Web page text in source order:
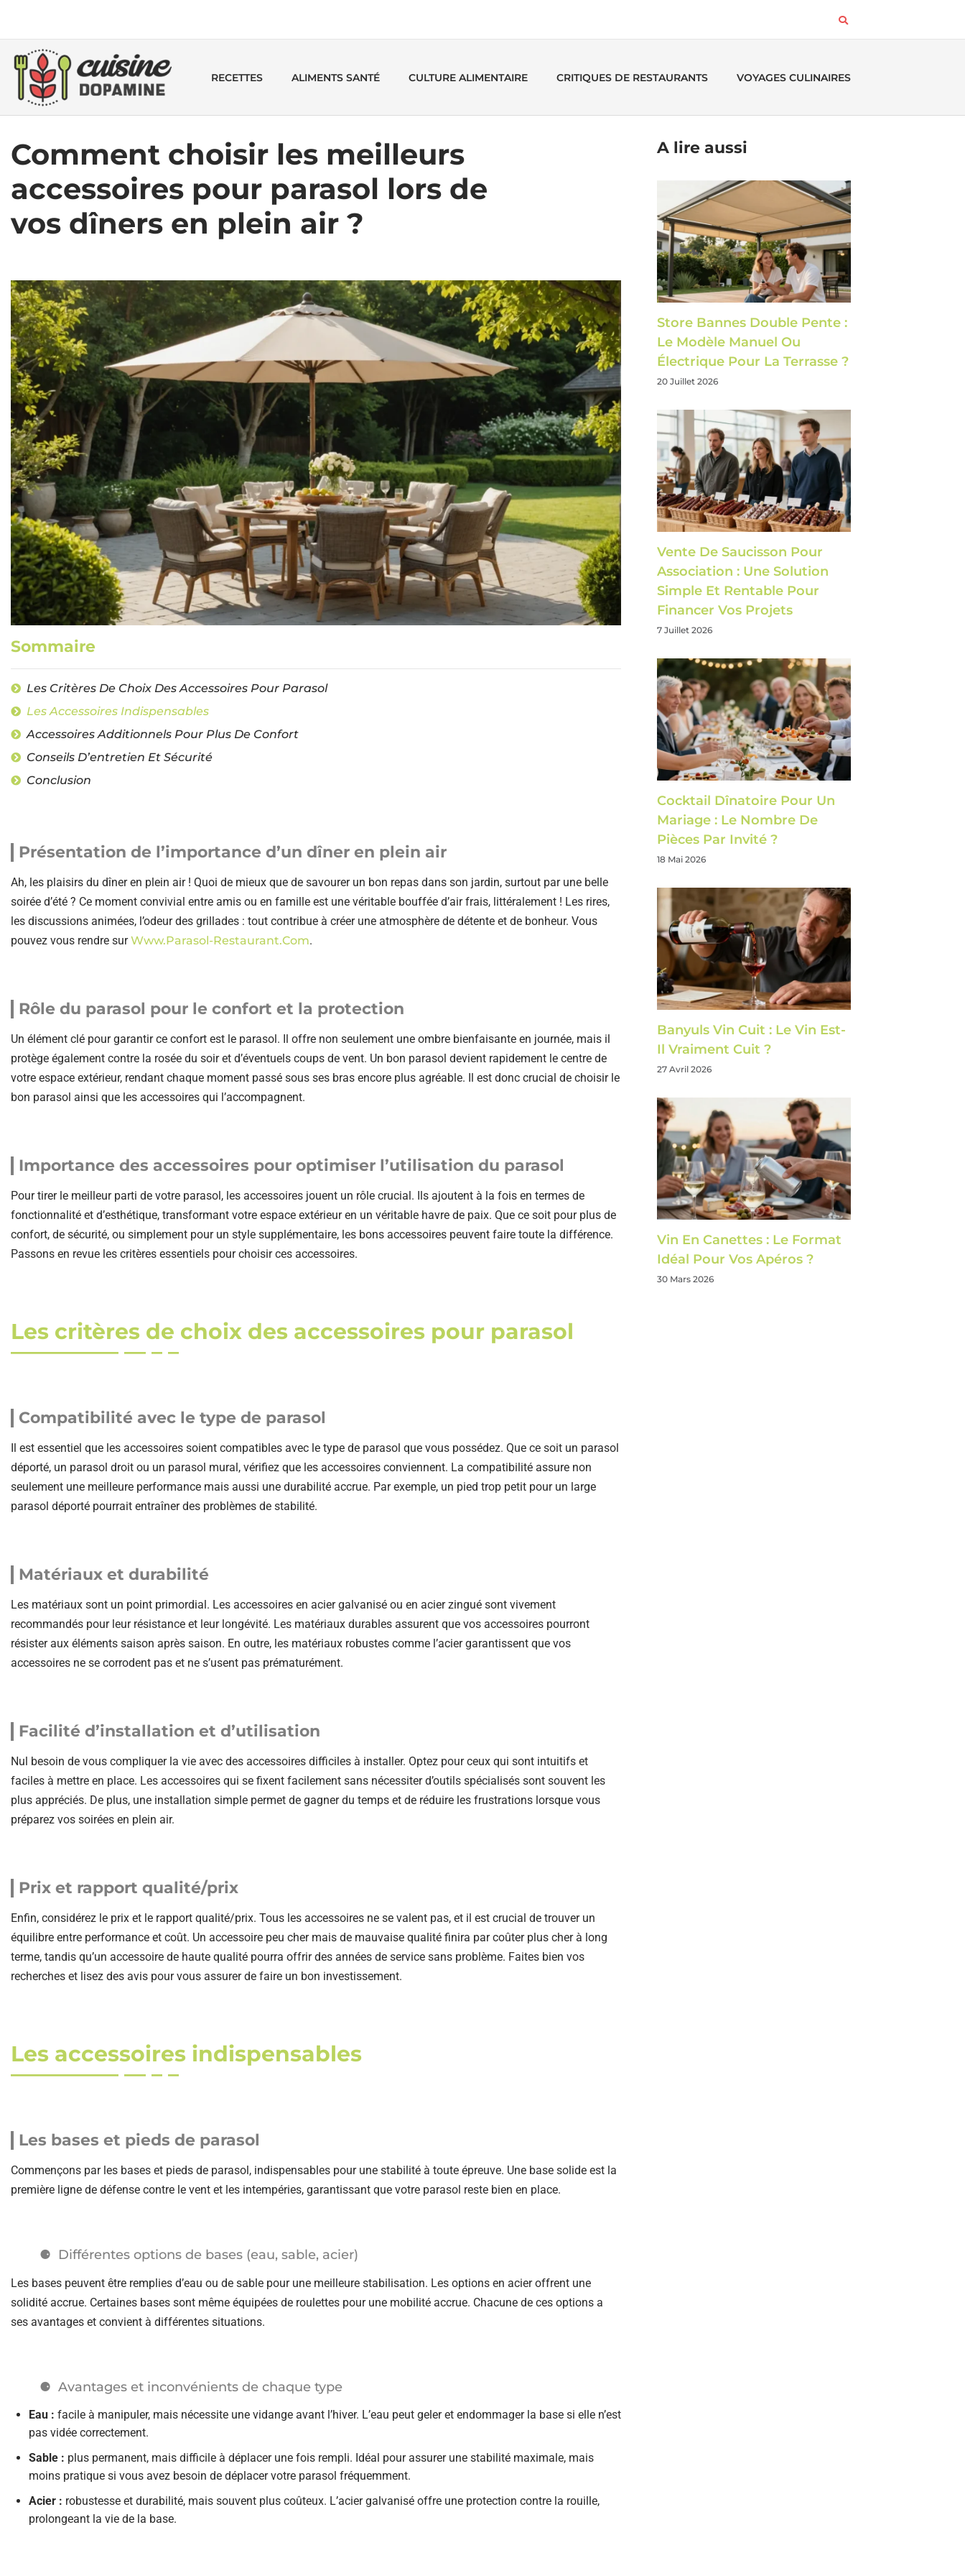
RECETTES ALIMENTS SANTÉ CULTURE ALIMENTAIRE CRITIQUES DE RESTAURANTS VOYAGES CULINAIRES
Comment choisir les meilleurs
accessoires pour parasol lors de
vos dîners en plein air ?
Sommaire
Les Critères De Choix Des Accessoires Pour Parasol
Les Accessoires Indispensables
Accessoires Additionnels Pour Plus De Confort
Conseils D’entretien Et Sécurité
Conclusion
Présentation de l’importance d’un dîner en plein air
Ah, les plaisirs du dîner en plein air ! Quoi de mieux que de savourer un bon repas dans son jardin, surtout par une belle
soirée d’été ? Ce moment convivial entre amis ou en famille est une véritable bouffée d’air frais, littéralement ! Les rires,
les discussions animées, l’odeur des grillades : tout contribue à créer une atmosphère de détente et de bonheur. Vous
pouvez vous rendre surWww.parasol-Restaurant.com.
Rôle du parasol pour le confort et la protection
Un élément clé pour garantir ce confort est le parasol. Il offre non seulement une ombre bienfaisante en journée, mais il
protège également contre la rosée du soir et d’éventuels coups de vent. Un bon parasol devient rapidement le centre de
votre espace extérieur, rendant chaque moment passé sous ses bras encore plus agréable. Il est donc crucial de choisir le
bon parasol ainsi que les accessoires qui l’accompagnent.
Importance des accessoires pour optimiser l’utilisation du parasol
Pour tirer le meilleur parti de votre parasol, les accessoires jouent un rôle crucial. Ils ajoutent à la fois en termes de
fonctionnalité et d’esthétique, transformant votre espace extérieur en un véritable havre de paix. Que ce soit pour plus de
confort, de sécurité, ou simplement pour un style supplémentaire, les bons accessoires peuvent faire toute la différence.
Passons en revue les critères essentiels pour choisir ces accessoires.
Les critères de choix des accessoires pour parasol
Compatibilité avec le type de parasol
Il est essentiel que les accessoires soient compatibles avec le type de parasol que vous possédez. Que ce soit un parasol
déporté, un parasol droit ou un parasol mural, vérifiez que les accessoires conviennent. La compatibilité assure non
seulement une meilleure performance mais aussi une durabilité accrue. Par exemple, un pied trop petit pour un large
parasol déporté pourrait entraîner des problèmes de stabilité.
Matériaux et durabilité
Les matériaux sont un point primordial. Les accessoires en acier galvanisé ou en acier zingué sont vivement
recommandés pour leur résistance et leur longévité. Les matériaux durables assurent que vos accessoires pourront
résister aux éléments saison après saison. En outre, les matériaux robustes comme l’acier garantissent que vos
accessoires ne se corrodent pas et ne s’usent pas prématurément.
Facilité d’installation et d’utilisation
Nul besoin de vous compliquer la vie avec des accessoires difficiles à installer. Optez pour ceux qui sont intuitifs et
faciles à mettre en place. Les accessoires qui se fixent facilement sans nécessiter d’outils spécialisés sont souvent les
plus appréciés. De plus, une installation simple permet de gagner du temps et de réduire les frustrations lorsque vous
préparez vos soirées en plein air.
Prix et rapport qualité/prix
Enfin, considérez le prix et le rapport qualité/prix. Tous les accessoires ne se valent pas, et il est crucial de trouver un
équilibre entre performance et coût. Un accessoire peu cher mais de mauvaise qualité finira par coûter plus cher à long
terme, tandis qu’un accessoire de haute qualité pourra offrir des années de service sans problème. Faites bien vos
recherches et lisez des avis pour vous assurer de faire un bon investissement.
Les accessoires indispensables
Les bases et pieds de parasol
Commençons par les bases et pieds de parasol, indispensables pour une stabilité à toute épreuve. Une base solide est la
première ligne de défense contre le vent et les intempéries, garantissant que votre parasol reste bien en place.
Différentes options de bases (eau, sable, acier)
Les bases peuvent être remplies d’eau ou de sable pour une meilleure stabilisation. Les options en acier offrent une
solidité accrue. Certaines bases sont même équipées de roulettes pour une mobilité accrue. Chacune de ces options a
ses avantages et convient à différentes situations.
Avantages et inconvénients de chaque type
Eau : facile à manipuler, mais nécessite une vidange avant l’hiver. L’eau peut geler et endommager la base si elle n’est
pas vidée correctement.
Sable : plus permanent, mais difficile à déplacer une fois rempli. Idéal pour assurer une stabilité maximale, mais
moins pratique si vous avez besoin de déplacer votre parasol fréquemment.
Acier : robustesse et durabilité, mais souvent plus coûteux. L’acier galvanisé offre une protection contre la rouille,
prolongeant la vie de la base.
A lire aussi
Store Bannes Double Pente :
Le Modèle Manuel Ou
Électrique Pour La Terrasse ?
20 Juillet 2026
Vente De Saucisson Pour
Association : Une Solution
Simple Et Rentable Pour
Financer Vos Projets
7 Juillet 2026
Cocktail Dînatoire Pour Un
Mariage : Le Nombre De
Pièces Par Invité ?
18 Mai 2026
Banyuls Vin Cuit : Le Vin Est-
Il Vraiment Cuit ?
27 Avril 2026
Vin En Canettes : Le Format
Idéal Pour Vos Apéros ?
30 Mars 2026